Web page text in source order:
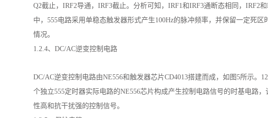
Q2截止，IRF2导通，IRF3截止。分析可知，IRF1和IRF3通断态相同，IRF2
中，555电路采用单稳态触发器形式产生100Hz的脉冲频率，并保留一定死
情况。
1.2.4、DC/AC逆变控制电路
DC/AC逆变控制电路由NE556和触发器芯片CD4013搭建而成，如图5所示。
个独立555定时器实际电路的NE556芯片构成产生控制电路信号的时基电路
性高和抗干扰强的控制信号。